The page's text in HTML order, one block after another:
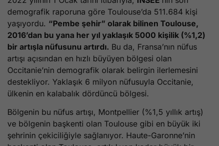
demografik raporuna göre Toulouse’da 511.684 kişi
yaşıyordu. “Pembe şehir” olarak bilinen Toulouse,
2016’dan bu yana her yıl yaklaşık 5000 kişilik (%1,2)
bir artışla nüfusunu artırdı. Bu da, Fransa’nın nüfus
artışı açısından en hızlı büyüyen bölgesi olan
Occitanie’nin demografik olarak belirgin ilerlemesini
destekliyor. Yaklaşık 6 milyon nüfusuyla Occitanie,
ülkenin en kalabalık dördüncü bölgesi.
Bölgenin bu nüfus artışı, Montpellier (%1,5 yıllık artış)
ve bölgenin başkenti olan Toulouse gibi en büyük iki
şehrinin çekiciliğiyle sağlanıyor. Haute-Garonne’nin